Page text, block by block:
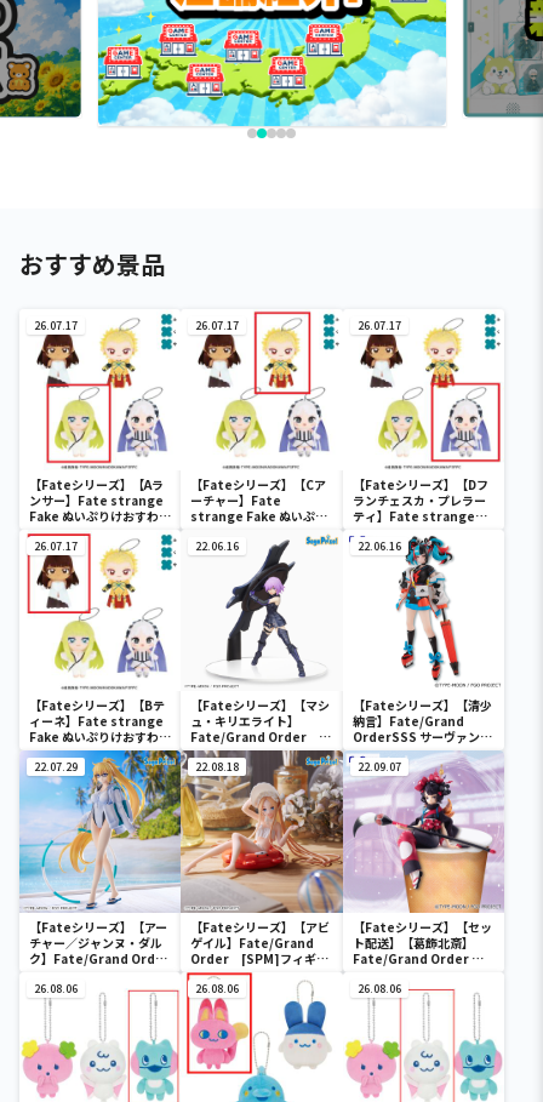
おすすめ景品
26.07.17
【Fateシリーズ】【Aラ
ンサー】Fate strange
Fake ぬいぷりけおすわり
2
26.07.17
【Fateシリーズ】【Cア
ーチャー】Fate
strange Fake ぬいぷり
26.07.17
【Fateシリーズ】【Dフ
ランチェスカ・プレラー
ティ】Fate strange
Fake ぬいぷりけおすわり
2
26.07.17
【Fateシリーズ】【Bテ
ィーネ】Fate strange
Fake ぬいぷりけおすわり
2
22.06.16
【Fateシリーズ】【マシ
ュ・キリエライト】
Fate/Grand Order
[SPM]フィギュア“シー
ルダー／マシュ・キリエ
ライト”
22.06.16
【Fateシリーズ】【清少
納言】Fate/Grand
OrderSSS サーヴァント
フィギュア～アーチャー/
清少納言～
22.07.29
【Fateシリーズ】【アー
チャー／ジャンヌ・ダル
ク】Fate/Grand Order
／ジャンヌ・ダルク”
22.08.18
【Fateシリーズ】【アビ
ゲイル】Fate/Grand
Order [SPM]フィギュ
ア“フォーリナー／アビゲ
イル・ウィリアムズ
【夏】
22.09.07
【Fateシリーズ】【セッ
ト配送】【葛飾北斎】
Fate/Grand Order ぬ
ュア～フォーリナー/葛飾
北斎～
26.08.06 26.08.06 26.08.06